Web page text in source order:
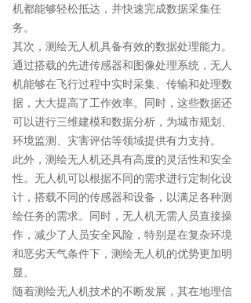
机都能够轻松抵达，并快速完成数据采集任
务。
其次，测绘无人机具备有效的数据处理能力。
通过搭载的先进传感器和图像处理系统，无人
机能够在飞行过程中实时采集、传输和处理数
据，大大提高了工作效率。同时，这些数据还
可以进行三维建模和数据分析，为城市规划、
环境监测、灾害评估等领域提供有力支持。
此外，测绘无人机还具有高度的灵活性和安全
性。无人机可以根据不同的需求进行定制化设
计，搭载不同的传感器和设备，以满足各种测
绘任务的需求。同时，无人机无需人员直接操
作，减少了人员安全风险，特别是在复杂环境
和恶劣天气条件下，测绘无人机的优势更加明
显。
随着测绘无人机技术的不断发展，其在地理信